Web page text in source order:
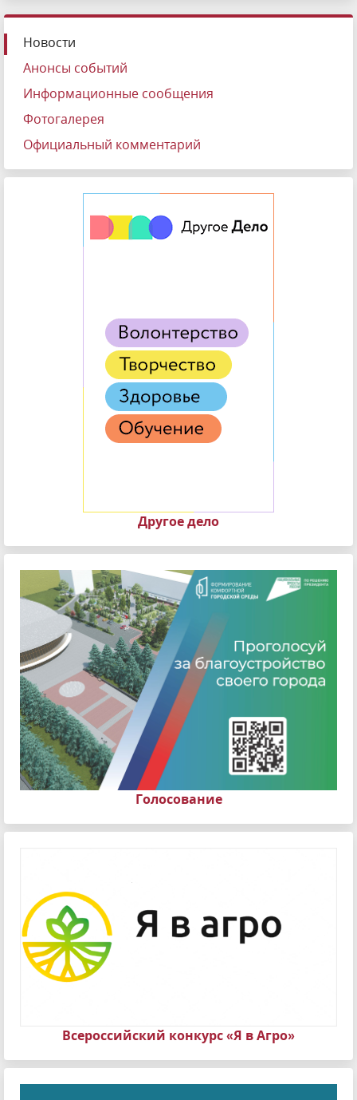
Новости
Анонсы событий
Информационные сообщения
Фотогалерея
Официальный комментарий
Другое дело
Голосование
Всероссийский конкурс «Я в Агро»